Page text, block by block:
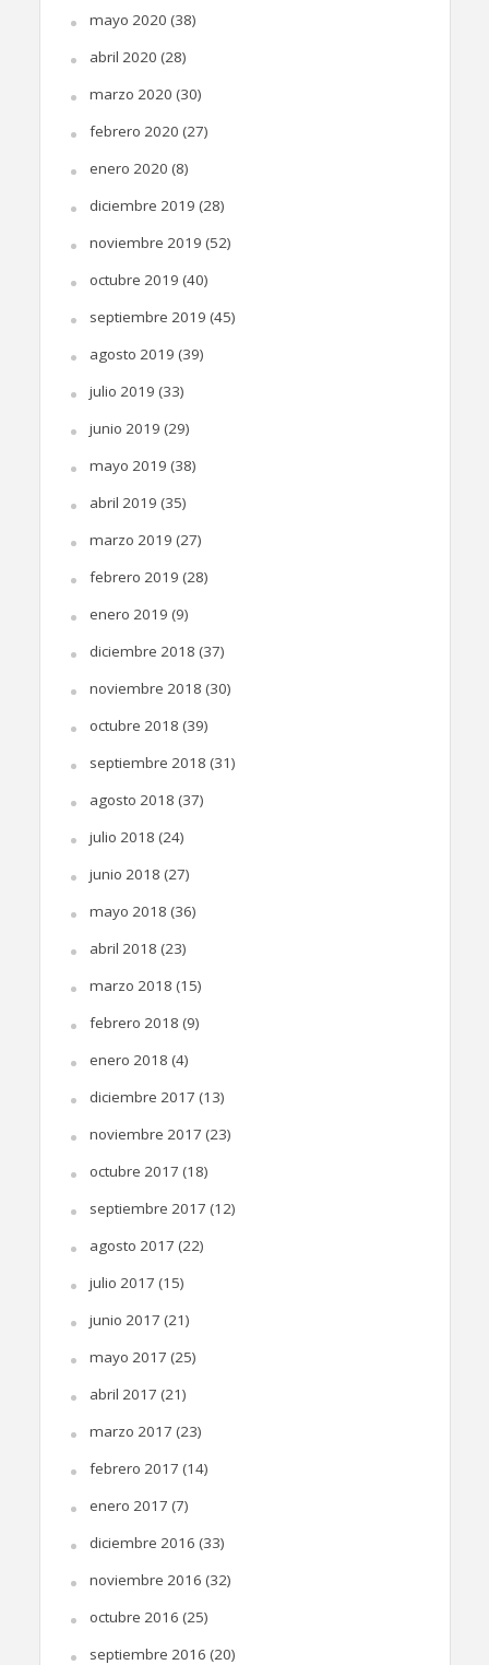
mayo 2020 (38)
abril 2020 (28)
marzo 2020 (30)
febrero 2020 (27)
enero 2020 (8)
diciembre 2019 (28)
noviembre 2019 (52)
octubre 2019 (40)
septiembre 2019 (45)
agosto 2019 (39)
julio 2019 (33)
junio 2019 (29)
mayo 2019 (38)
abril 2019 (35)
marzo 2019 (27)
febrero 2019 (28)
enero 2019 (9)
diciembre 2018 (37)
noviembre 2018 (30)
octubre 2018 (39)
septiembre 2018 (31)
agosto 2018 (37)
julio 2018 (24)
junio 2018 (27)
mayo 2018 (36)
abril 2018 (23)
marzo 2018 (15)
febrero 2018 (9)
enero 2018 (4)
diciembre 2017 (13)
noviembre 2017 (23)
octubre 2017 (18)
septiembre 2017 (12)
agosto 2017 (22)
julio 2017 (15)
junio 2017 (21)
mayo 2017 (25)
abril 2017 (21)
marzo 2017 (23)
febrero 2017 (14)
enero 2017 (7)
diciembre 2016 (33)
noviembre 2016 (32)
octubre 2016 (25)
septiembre 2016 (20)